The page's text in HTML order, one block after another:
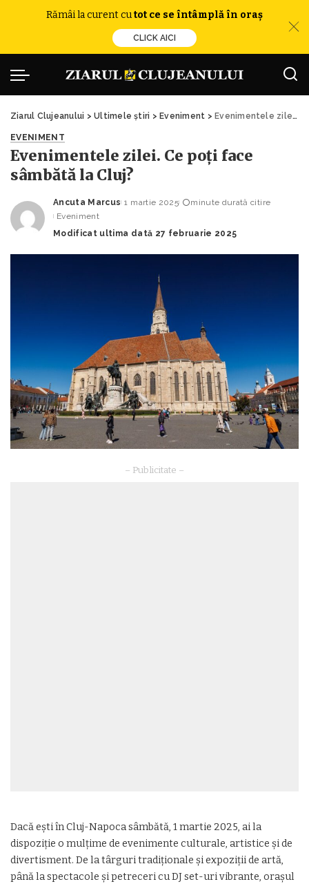
Rămâi la curent cutot ce se întâmplă în oraș
CLICK AICI
Ziarul Clujeanului >Ultimele știri > Eveniment > Evenimentele zilei. Ce poți face sâmbătă la Cluj?
EVENIMENT
Evenimentele zilei. Ce poți face
sâmbătă la Cluj?
Posted
by
Ancuta Marcus 1 martie 2025
minute durată citire
Eveniment
Modificat ultima dată 27 februarie 2025
– Publicitate –
Dacă ești în Cluj-Napoca sâmbătă, 1 martie 2025, ai la
dispoziție o mulțime de evenimente culturale, artistice și de
divertisment. De la târguri tradiționale și expoziții de artă,
până la spectacole și petreceri cu DJ set-uri vibrante, orașul